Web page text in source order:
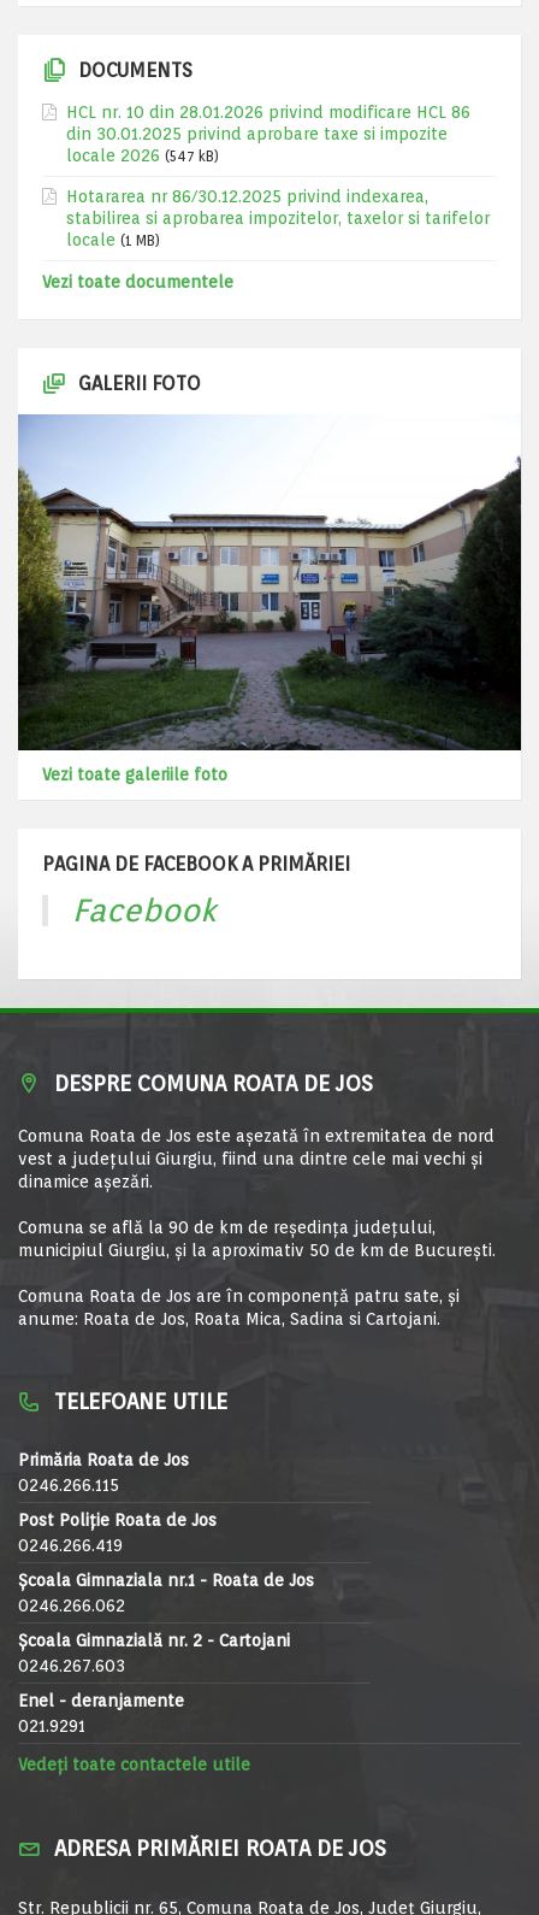
DOCUMENTS
HCL nr. 10 din 28.01.2026 privind modificare HCL 86
din 30.01.2025 privind aprobare taxe si impozite
locale 2026 (547 kB)
Hotararea nr 86/30.12.2025 privind indexarea,
stabilirea si aprobarea impozitelor, taxelor si tarifelor
locale (1 MB)
Vezi toate documentele
GALERII FOTO
Vezi toate galeriile foto
PAGINA DE FACEBOOK A PRIMĂRIEI
Facebook
DESPRE COMUNA ROATA DE JOS
Comuna Roata de Jos este aşezată în extremitatea de nord
vest a judeţului Giurgiu, fiind una dintre cele mai vechi şi
dinamice aşezări.
Comuna se află la 90 de km de reşedinţa judeţului,
municipiul Giurgiu, şi la aproximativ 50 de km de Bucureşti.
Comuna Roata de Jos are în componență patru sate, și
anume: Roata de Jos, Roata Mica, Sadina si Cartojani.
TELEFOANE UTILE
Primăria Roata de Jos
0246.266.115
Post Poliție Roata de Jos
0246.266.419
Școala Gimnaziala nr.1 - Roata de Jos
0246.266.062
Școala Gimnazială nr. 2 - Cartojani
0246.267.603
Enel - deranjamente
021.9291
Vedeți toate contactele utile
ADRESA PRIMĂRIEI ROATA DE JOS
Str. Republicii nr. 65, Comuna Roata de Jos, Județ Giurgiu,